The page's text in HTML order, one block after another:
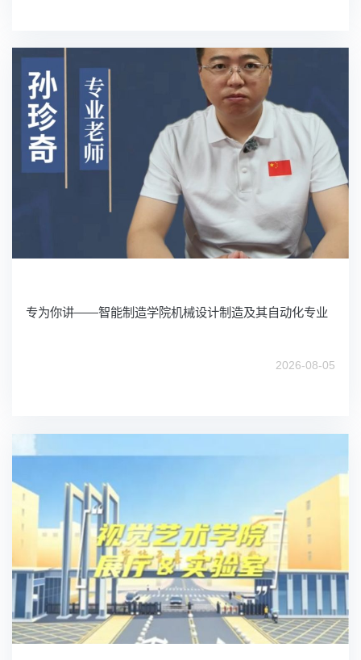
专为你讲——智能制造学院机械设计制造及其自动化专业
2026-08-05